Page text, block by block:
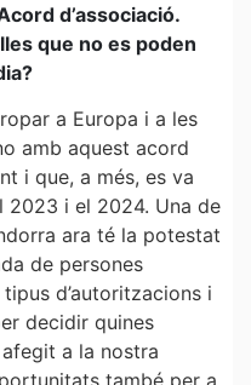
d’associació.
que no es poden
a Europa i a les
amb aquest acord
i que, a més, es va
2023 i el 2024. Una de
ara té la potestat
de persones
d’autoritzacions i
decidir quines
a la nostra